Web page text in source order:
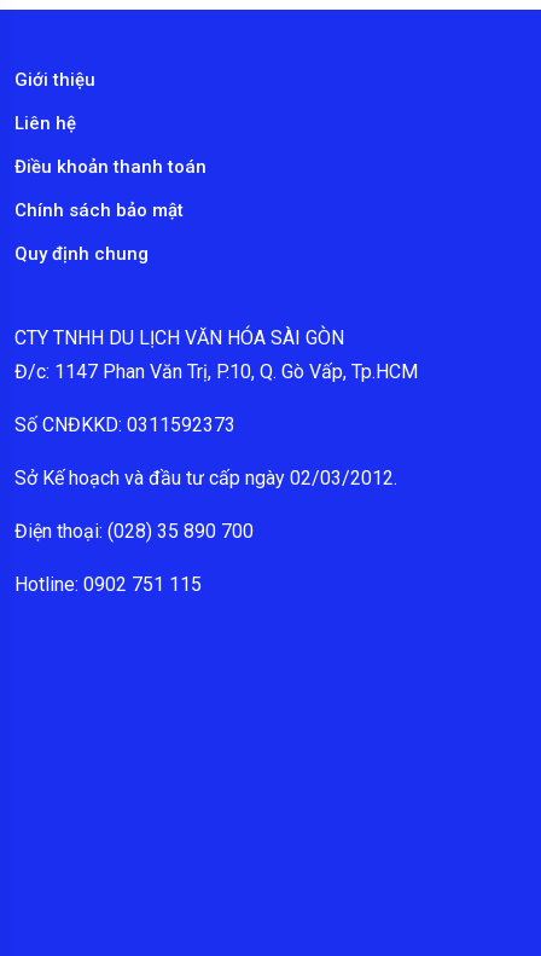
Giới thiệu
Liên hệ
Điều khoản thanh toán
Chính sách bảo mật
Quy định chung
CTY TNHH DU LỊCH VĂN HÓA SÀI GÒN
Đ/c: 1147 Phan Văn Trị, P.10, Q. Gò Vấp, Tp.HCM
Số CNĐKKD: 0311592373
Sở Kế hoạch và đầu tư cấp ngày 02/03/2012.
Điện thoại: (028) 35 890 700
Hotline: 0902 751 115